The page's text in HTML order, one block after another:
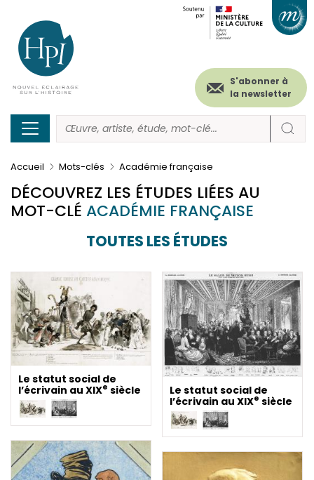
contenu
principal
Menu
secondaire
(header)
S'abonner à
la newsletter
Accueil Mots-clés Académie française
DÉCOUVREZ LES ÉTUDES LIÉES AU
MOT-CLÉ ACADÉMIE FRANÇAISE
TOUTES LES ÉTUDES
Le statut social de
l’écrivain au XIXe siècle
Le statut social de
l’écrivain au XIXe siècle